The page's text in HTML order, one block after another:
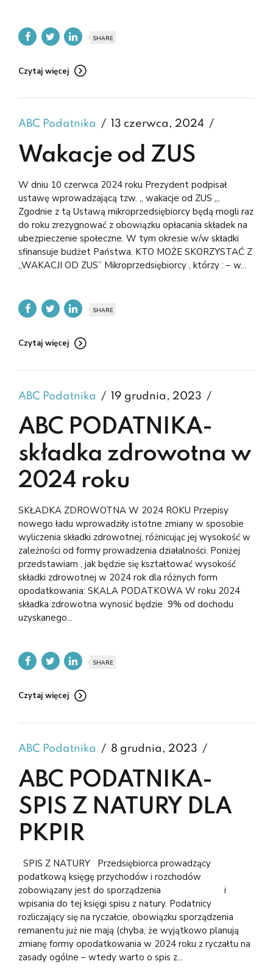
SHARE
Czytaj więcej
ABC Podatnika 13 czerwca, 2024
Wakacje od ZUS
W dniu 10 czerwca 2024 roku Prezydent podpisał
ustawę wprowadzającą tzw. „ wakacje od ZUS „.
Zgodnie z tą Ustawą mikroprzedsiębiorcy będą mogli raz
do roku zrezygnować z obowiązku opłacania składek na
ubezpieczenie społeczne. W tym okresie w/w składki
sfinansuje budżet Państwa. KTO MOŻE SKORZYSTAĆ Z
„WAKACJI OD ZUS” Mikroprzedsiębiorcy , którzy : – w...
SHARE
Czytaj więcej
ABC Podatnika 19 grudnia, 2023
ABC PODATNIKA-
składka zdrowotna w
2024 roku
SKŁADKA ZDROWOTNA W 2024 ROKU Przepisy
nowego ładu wprowadziły istotne zmiany w sposobie
wyliczenia składki zdrowotnej, różnicując jej wysokość w
zależności od formy prowadzenia działalności. Poniżej
przedstawiam , jak będzie się kształtować wysokość
składki zdrowotnej w 2024 rok dla różnych form
opodatkowania: SKALA PODATKOWA W roku 2024
składka zdrowotna wynosić będzie 9% od dochodu
uzyskanego...
SHARE
Czytaj więcej
ABC Podatnika 8 grudnia, 2023
ABC PODATNIKA-
SPIS Z NATURY DLA
PKPIR
SPIS Z NATURY Przedsiębiorca prowadzący
podatkową księgę przychodów i rozchodów
zobowiązany jest do sporządzenia i
wpisania do tej księgi spisu z natury. Podatnicy
rozliczający się na ryczałcie, obowiązku sporządzenia
remanentu już nie mają (chyba, że wyjątkowo planują
zmianę formy opodatkowania w 2024 roku z ryczałtu na
zasady ogólne – wtedy warto o spis z...